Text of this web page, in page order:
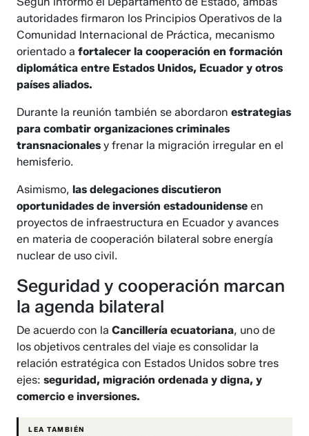
autoridades firmaron los Principios Operativos de la
Comunidad Internacional de Práctica, mecanismo
orientado a fortalecer la cooperación en formación
diplomática entre Estados Unidos, Ecuador y otros
países aliados.
Durante la reunión también se abordaronestrategias
para combatir organizaciones criminales
transnacionales y frenar la migración irregular en el
hemisferio.
Asimismo, las delegaciones discutieron
oportunidades de inversión estadounidenseen
proyectos de infraestructura en Ecuador y avances
en materia de cooperación bilateral sobre energía
nuclear de uso civil.
Seguridad y cooperación marcan
la agenda bilateral
De acuerdo con laCancillería ecuatoriana, uno de
los objetivos centrales del viaje es consolidar la
relación estratégica con Estados Unidos sobre tres
ejes:seguridad, migración ordenada y digna, y
comercio e inversiones.
LEA TAMBIÉN